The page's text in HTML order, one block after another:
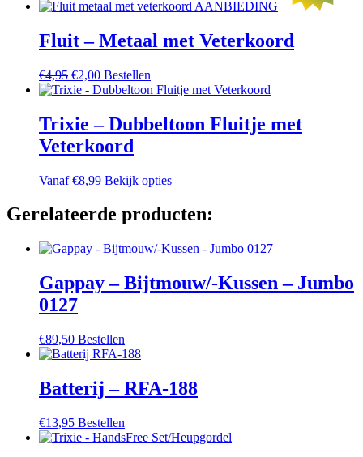
de
Fluit – Metaal met Veterkoord
€4,95 Oorspronkelijke
prijs
€4,95.
€2,00Huidige
prijs
€2,00.
Bestellen
Trixie – Dubbeltoon Fluitje met
Veterkoord
Vanaf €8,99 Bekijk optiesDit
heeft
meerdere
Deze
kan
gekozen
Gerelateerde producten:
Gappay – Bijtmouw/-Kussen – Jumbo
0127
€89,50 Bestellen
Batterij – RFA-188
€13,95 Bestellen